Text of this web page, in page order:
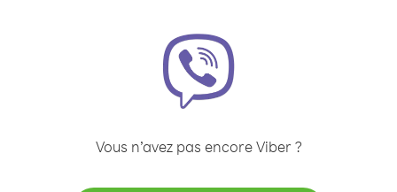
Vous n’avez pas encore Viber ?